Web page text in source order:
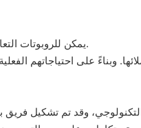
يمكن للروبوتات التعاونية في مجال التصنيع التي طورتها شركتنا أن تلعب دورًا في مجالات متنوعة.